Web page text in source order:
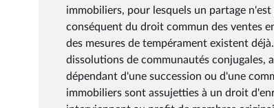
immobiliers, pour lesquels un partage
conséquent du droit commun des ventes
des mesures de tempérament existent
dissolutions de communautés conjugales,
dépendant d'une succession ou d'une
immobiliers sont assujetties à un droit